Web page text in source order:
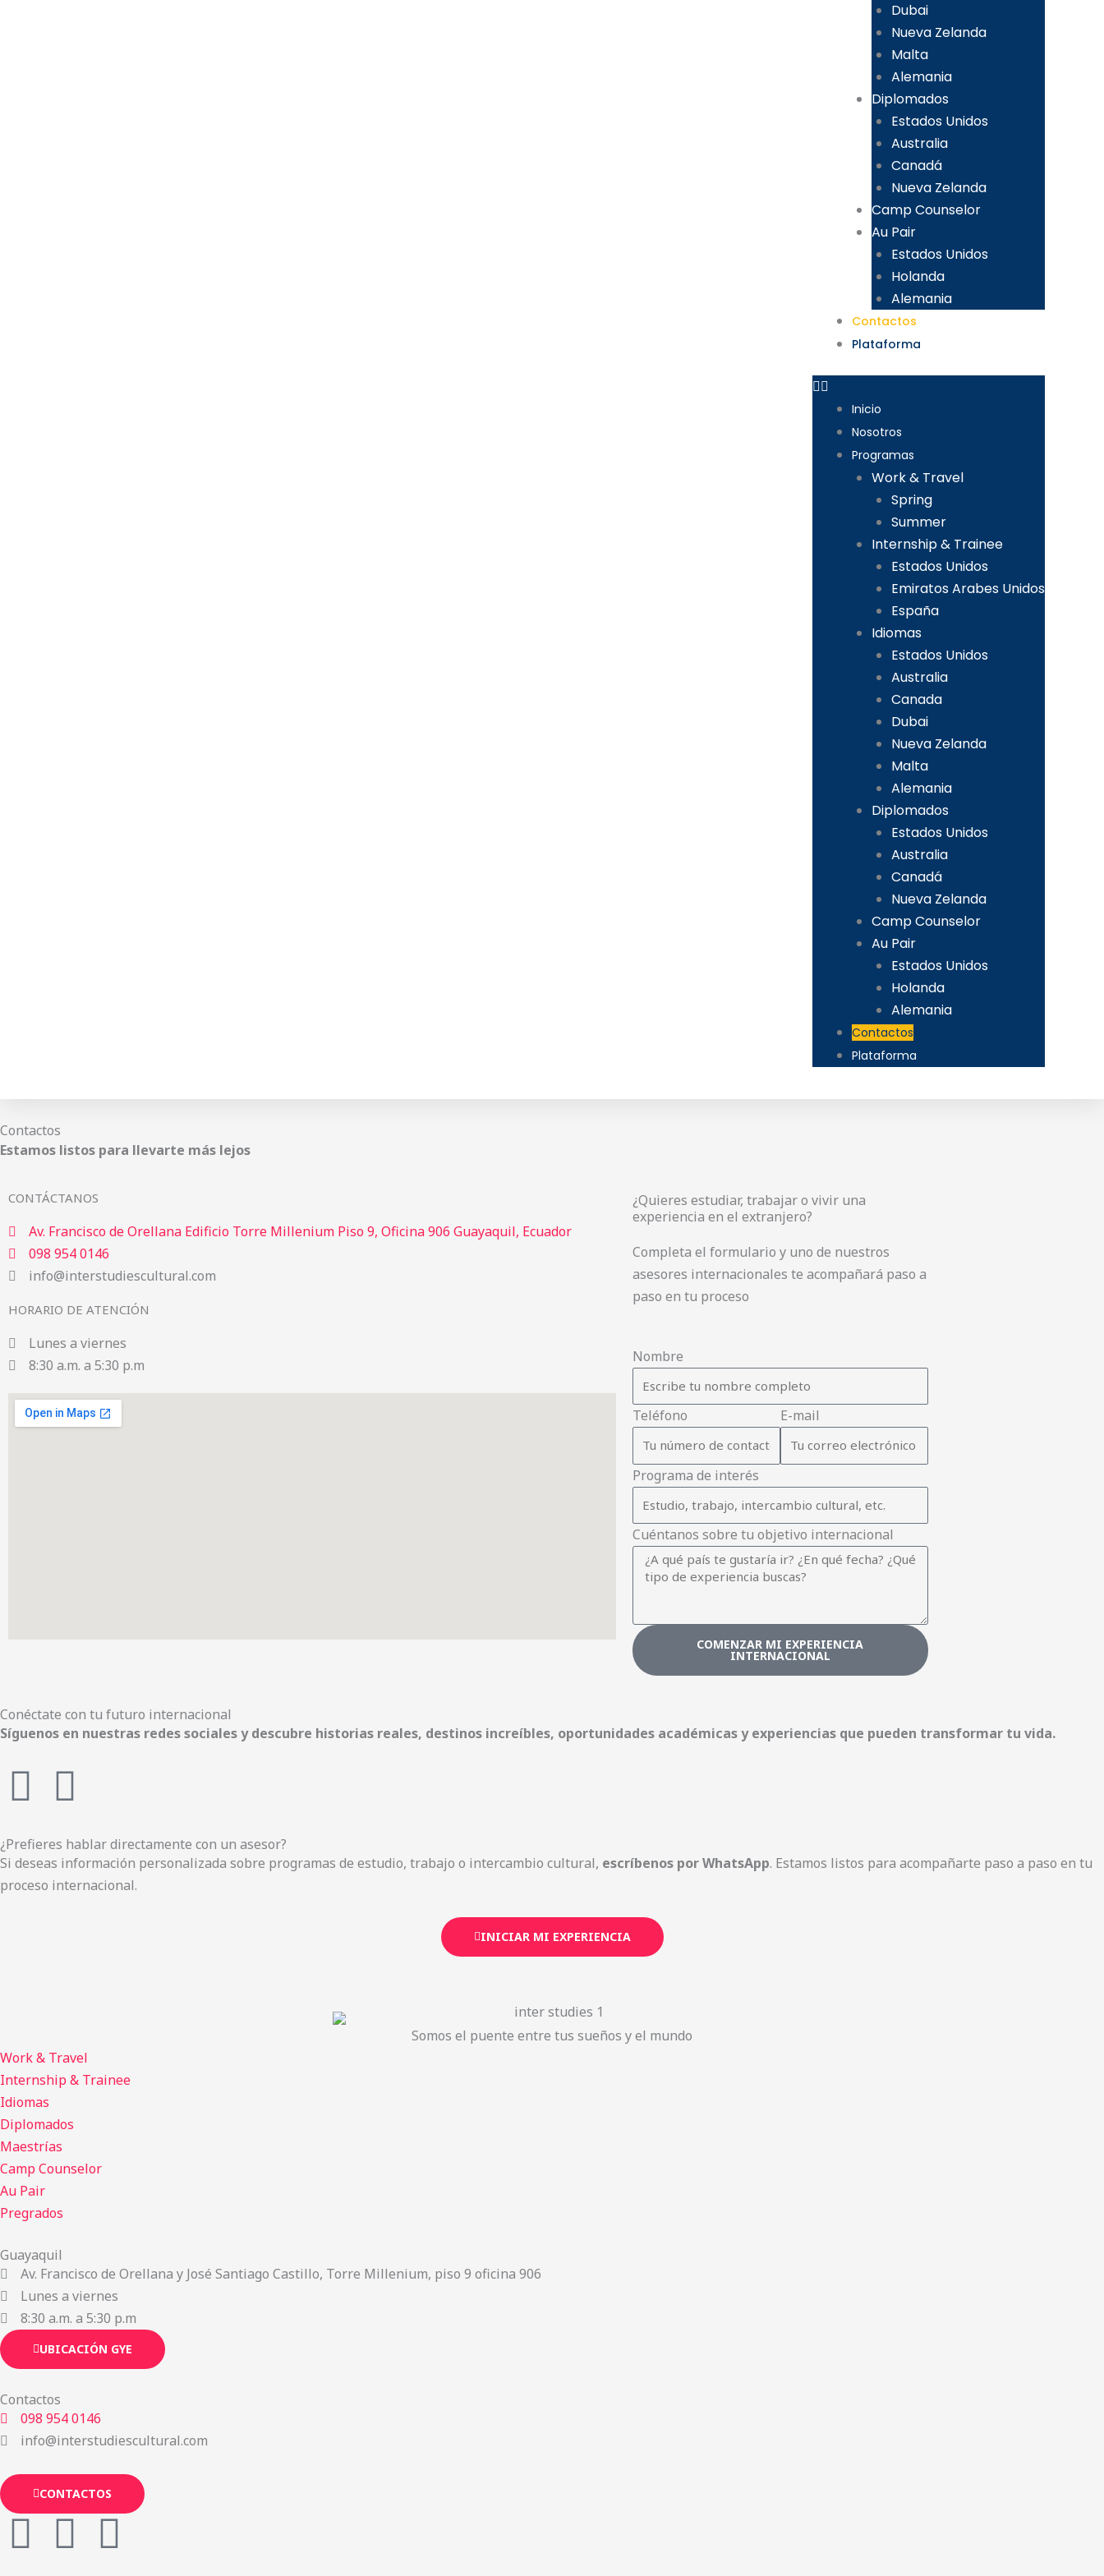
Dubai
Nueva Zelanda
Malta
Alemania
Diplomados
Estados Unidos
Australia
Canadá
Nueva Zelanda
Camp Counselor
Au Pair
Estados Unidos
Holanda
Alemania
Contactos
Plataforma
Inicio
Nosotros
Programas
Work & Travel
Spring
Summer
Internship & Trainee
Estados Unidos
Emiratos Arabes Unidos
España
Idiomas
Estados Unidos
Australia
Canada
Dubai
Nueva Zelanda
Malta
Alemania
Diplomados
Estados Unidos
Australia
Canadá
Nueva Zelanda
Camp Counselor
Au Pair
Estados Unidos
Holanda
Alemania
Contactos
Plataforma
Contactos
Estamos listos para llevarte más lejos
CONTÁCTANOS
Av. Francisco de Orellana Edificio Torre Millenium Piso 9, Oficina 906 Guayaquil, Ecuador
098 954 0146
info@interstudiescultural.com
HORARIO DE ATENCIÓN
Lunes a viernes
8:30 a.m. a 5:30 p.m
¿Quieres estudiar, trabajar o vivir una
experiencia en el extranjero?
Completa el formulario y uno de nuestros
asesores internacionales te acompañará paso a
paso en tu proceso
Nombre
Teléfono E-mail
Programa de interés
Cuéntanos sobre tu objetivo internacional
COMENZAR MI EXPERIENCIA
INTERNACIONAL
Conéctate con tu futuro internacional
Síguenos en nuestras redes sociales y descubre historias reales, destinos increíbles, oportunidades académicas y experiencias que pueden transformar tu vida.
F
a
c
e
k
I
n
s
t
a
m
¿Prefieres hablar directamente con un asesor?
Si deseas información personalizada sobre programas de estudio, trabajo o intercambio cultural, escríbenos por WhatsApp. Estamos listos para acompañarte paso a paso en tu
proceso internacional.
INICIAR MI EXPERIENCIA
Somos el puente entre tus sueños y el mundo
Work & Travel
Internship & Trainee
Idiomas
Diplomados
Maestrías
Camp Counselor
Au Pair
Pregrados
Guayaquil
Av. Francisco de Orellana y José Santiago Castillo, Torre Millenium, piso 9 oficina 906
Lunes a viernes
8:30 a.m. a 5:30 p.m
UBICACIÓN GYE
Contactos
098 954 0146
info@interstudiescultural.com
CONTACTOS
F I W